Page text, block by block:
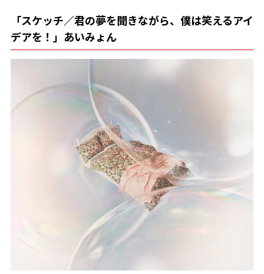
「スケッチ／君の夢を聞きながら、僕は笑えるアイ
デアを！」あいみょん